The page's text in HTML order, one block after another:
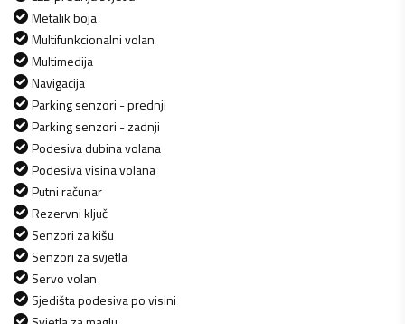
Metalik boja
Multifunkcionalni volan
Multimedija
Navigacija
Parking senzori - prednji
Parking senzori - zadnji
Podesiva dubina volana
Podesiva visina volana
Putni računar
Rezervni ključ
Senzori za kišu
Senzori za svjetla
Servo volan
Sjedišta podesiva po visini